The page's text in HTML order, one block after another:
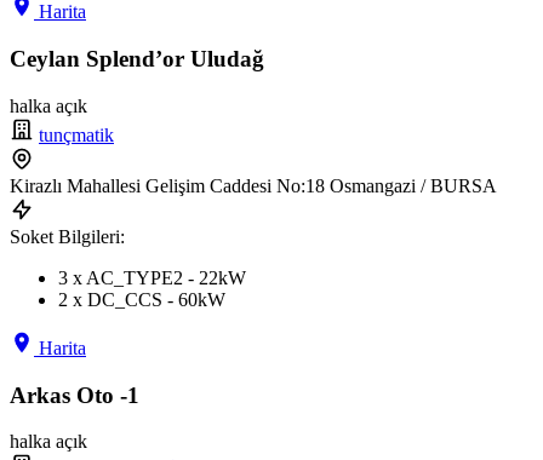
Harita
Ceylan Splend’or Uludağ
halka açık
tunçmatik
Kirazlı Mahallesi Gelişim Caddesi No:18 Osmangazi / BURSA
Soket Bilgileri:
3 x AC_TYPE2 - 22kW
2 x DC_CCS - 60kW
Harita
Arkas Oto -1
halka açık